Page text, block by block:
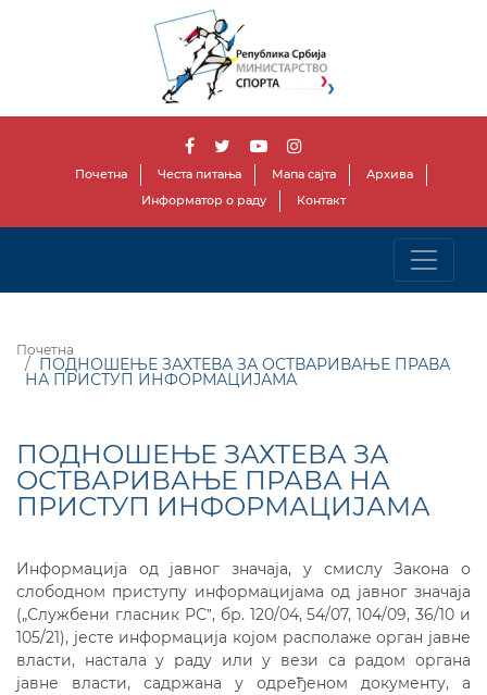
Почетна Честа питања Мапа сајта
Архива
Информатор о раду
Контакт
Почетна
ПОДНОШЕЊЕ ЗАХТЕВА ЗА ОСТВАРИВАЊЕ ПРАВА
НА ПРИСТУП ИНФОРМАЦИЈАМА
ПОДНОШЕЊЕ ЗАХТЕВА ЗА
ОСТВАРИВАЊЕ ПРАВА НА
ПРИСТУП ИНФОРМАЦИЈАМА
Информација од јавног значаја, у смислу Закона о
слободном приступу информацијама од јавног значаја
(„Службени гласник РСˮ, бр. 120/04, 54/07, 104/09, 36/10 и
105/21), јесте информација којом располаже орган јавне
власти, настала у раду или у вези са радом органа
јавне власти, садржана у одређеном документу, а